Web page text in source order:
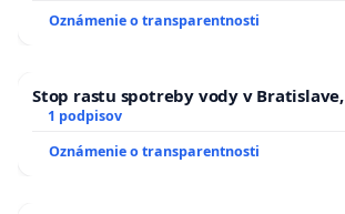
Oznámenie o transparentnosti
Stop rastu spotreby vody v
1 podpisov
Oznámenie o transparentnosti